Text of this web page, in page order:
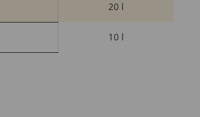
20 l
10 l